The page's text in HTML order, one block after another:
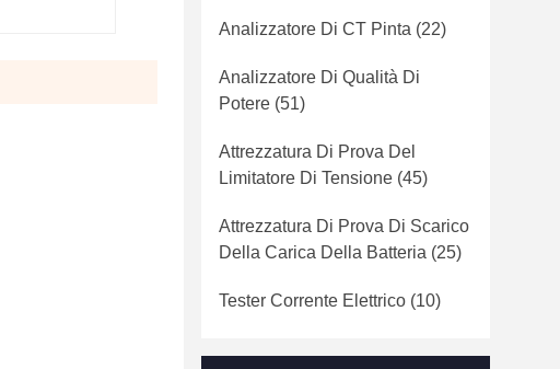
Analizzatore Di CT Pinta (22)
Analizzatore Di Qualità Di
Potere (51)
Attrezzatura Di Prova Del
Limitatore Di Tensione (45)
Attrezzatura Di Prova Di Scarico
Della Carica Della Batteria (25)
Tester Corrente Elettrico (10)